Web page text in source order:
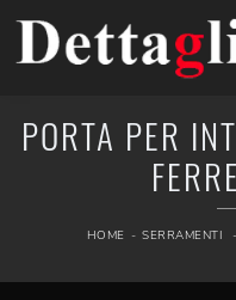
PORTA PER
HOME - SERRAMENTI -